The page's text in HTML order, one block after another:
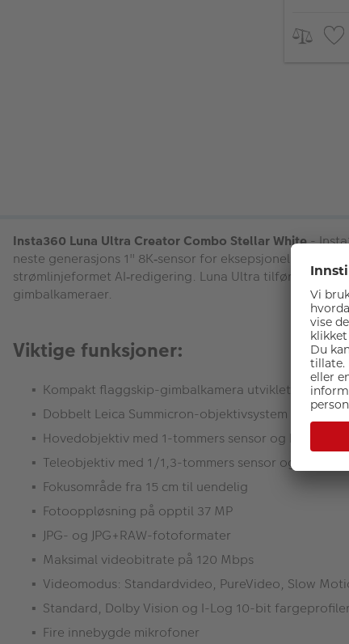
Insta360 Luna Ultra Creator Combo Stellar White-
neste generasjons 1" 8K‑sensor for eksepsjonell
strømlinjeformet AI‑redigering. Luna Ultra tilfører i
gimbalkameraer.
Viktige funksjoner:
Kompakt flaggskip-gimbalkamera utviklet i
Dobbelt Leica Summicron-objektivsystem
Hovedobjektiv med 1-tommers sensor og F1.8-
Teleobjektiv med 1/1,3-tommers sensor og F2.0-
Fokusområde fra 15 cm til uendelig
Fotooppløsning på opptil 37 MP
JPG- og JPG+RAW-fotoformater
Maksimal videobitrate på 120 Mbps
Videomodus: Standardvideo, PureVideo, Slow
Standard, Dolby Vision og I-Log 10-bit fargeprofiler
Fire innebygde mikrofoner